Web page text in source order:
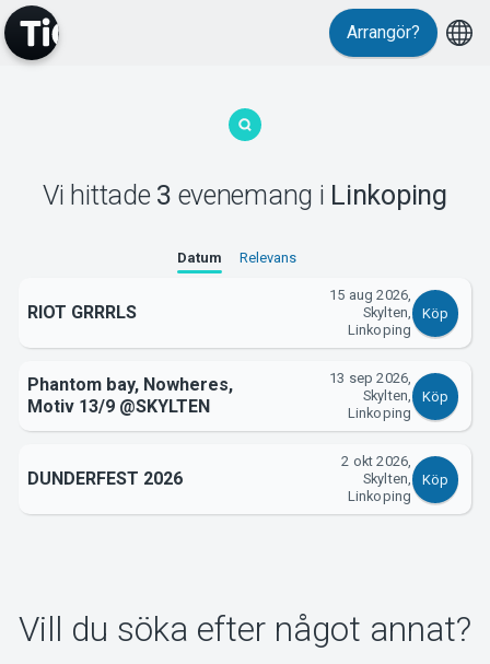
MyTickster
Support
Om Tickster
Arrangör?
Vi hittade 3 evenemang i Linkoping
Datum Relevans
RIOT GRRRLS
15 aug 2026,
Skylten,
Linkoping
Köp
Phantom bay, Nowheres,
Motiv 13/9 @SKYLTEN
13 sep 2026,
Skylten,
Linkoping
Köp
DUNDERFEST 2026
2 okt 2026,
Skylten,
Linkoping
Köp
Vill du söka efter något annat?